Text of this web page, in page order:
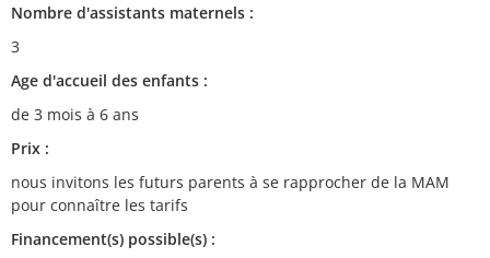
Nombre d'assistants maternels :
3
Age d'accueil des enfants :
de 3 mois à 6 ans
Prix :
nous invitons les futurs parents à se rapprocher de la MAM
pour connaître les tarifs
Financement(s) possible(s) :